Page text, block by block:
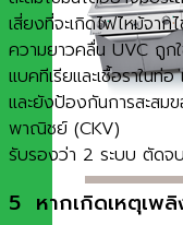
เสี่ยงที่จะเกิดไฟไหม้จา
ความยาวคลื่น UVC ถูก
แบคทีเรียและเชื้อราในท่
และยังป้องกันการสะสมข
พาณิชย์ (CKV)
รับรองว่า 2 ระบบ ตัดจ
5 หากเกิดเหตุเพลิ